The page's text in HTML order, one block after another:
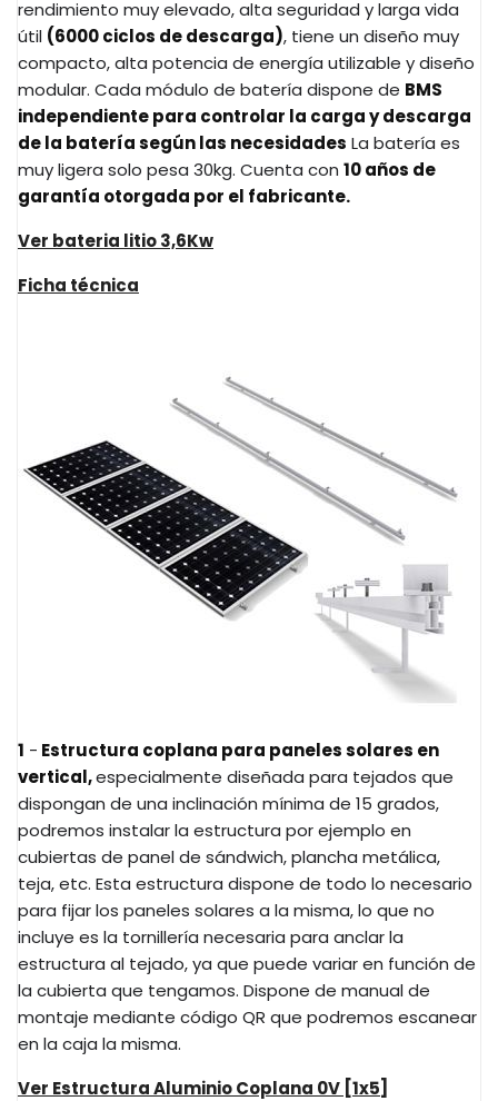
rendimiento muy elevado, alta seguridad y larga vida
útil (6000 ciclos de descarga), tiene un diseño muy
compacto, alta potencia de energía utilizable y diseño
modular. Cada módulo de batería dispone de BMS
independiente para controlar la carga y descarga
de la batería según las necesidades La batería es
muy ligera solo pesa 30kg. Cuenta con 10 años de
garantía otorgada por el fabricante.
Ver bateria litio 3,6Kw
Ficha técnica
1 - Estructura coplana para paneles solares en
vertical,especialmente diseñada para tejados que
dispongan de una inclinación mínima de 15 grados,
podremos instalar la estructura por ejemplo en
cubiertas de panel de sándwich, plancha metálica,
teja, etc. Esta estructura dispone de todo lo necesario
para fijar los paneles solares a la misma, lo que no
incluye es la tornillería necesaria para anclar la
estructura al tejado, ya que puede variar en función de
la cubierta que tengamos. Dispone de manual de
montaje mediante código QR que podremos escanear
en la caja la misma.
Ver Estructura Aluminio Coplana 0V [1x5]